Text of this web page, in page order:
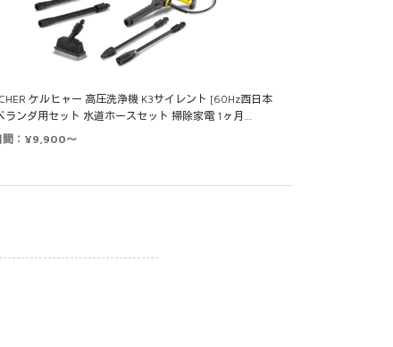
ケルヒャー 高圧洗浄機 K3サイレント [60Hz西日本
ランダ用セット 水道ホースセット 掃除家電 1ヶ月…
間：¥9,900～